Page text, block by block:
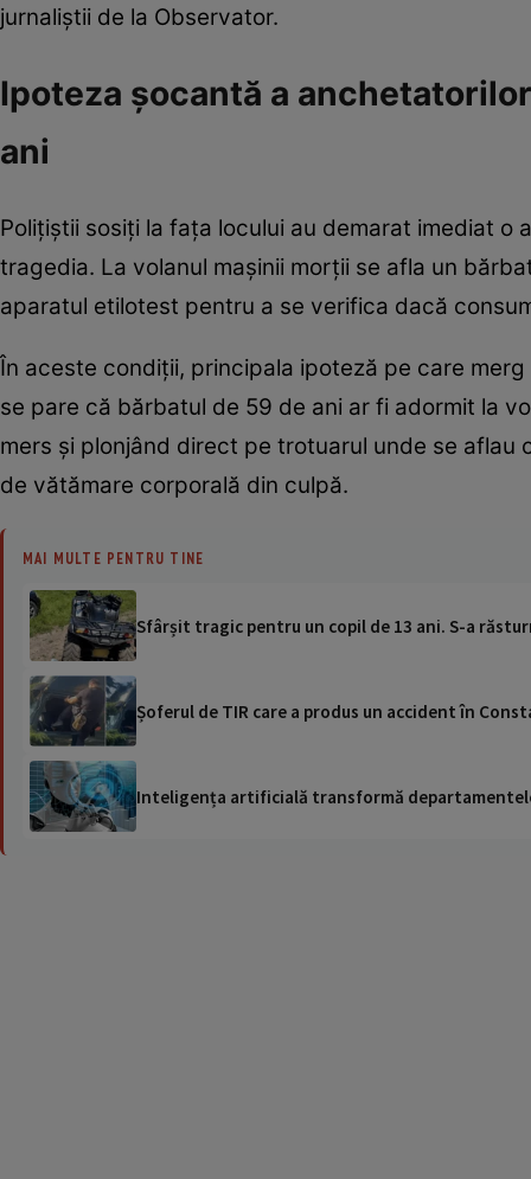
jurnaliștii de la Observator.
Ipoteza șocantă a
ani
Polițiștii sosiți la fața locului au demarat imediat
tragedia. La volanul mașinii morții se afla un
aparatul etilotest pentru a se verifica dacă
În aceste condiții, principala ipoteză pe care
se pare că bărbatul de 59 de ani ar fi adormit la
mers și plonjând direct pe trotuarul unde se
de vătămare corporală din culpă.
MAI MULTE PENTRU TINE
Sfârșit tragic pentru un copil de 13 ani. S-a
Șoferul de TIR care a produs un accident în
Inteligența artificială transformă